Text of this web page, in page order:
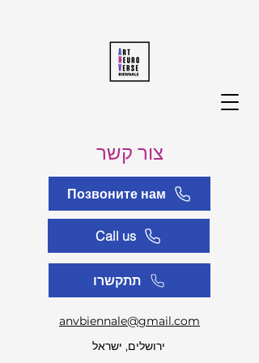
צור קשר
Позвоните нам
Call us
תתקשרו
anvbiennale@gmail.com
ירושלים, ישראל